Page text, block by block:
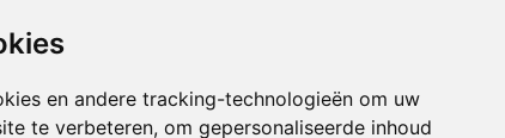
en andere tracking-technologieën om uw
te verbeteren, om gepersonaliseerde inhoud
Disclaimer